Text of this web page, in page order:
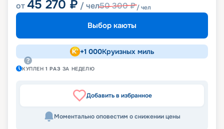
от45 270 ₽ / чел50 300₽/ чел
Выбор каюты
+1 000Круизных миль
КУПЛЕН1 РАЗ ЗА НЕДЕЛЮ
Добавить в избранное
Моментально оповестим о снижении цены